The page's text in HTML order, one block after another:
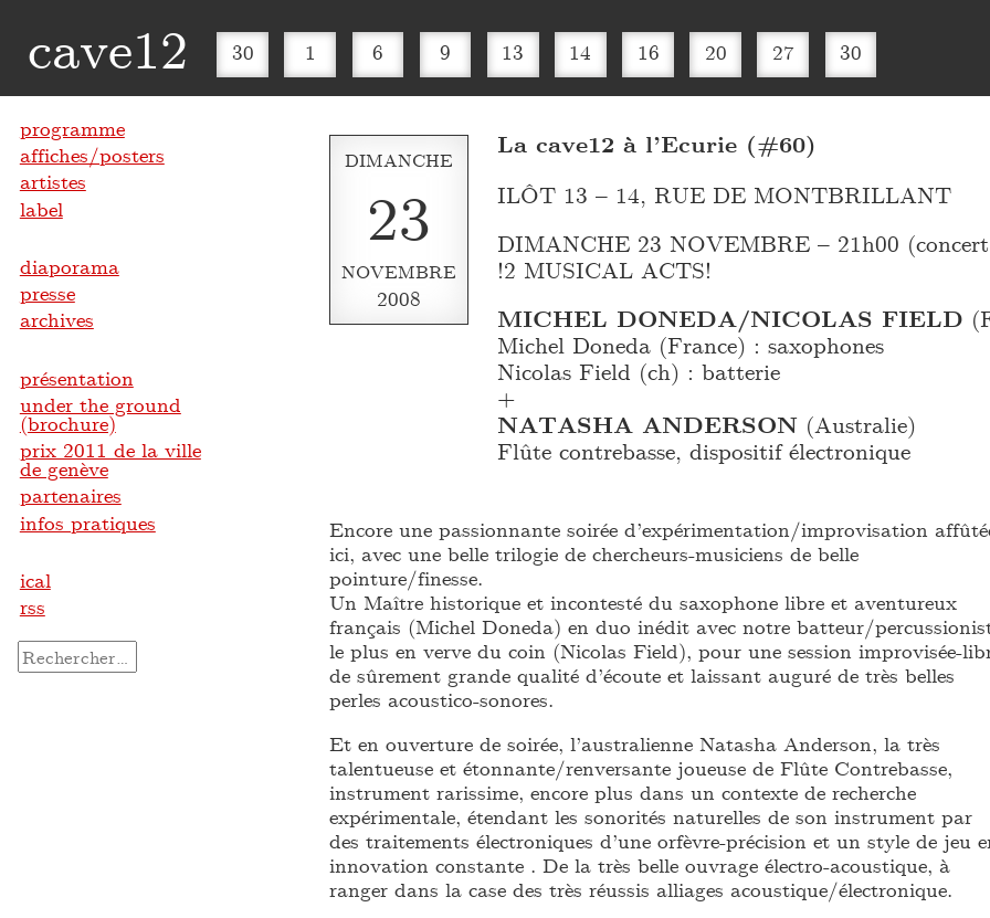
cave12 30 1 6 9 13 14 16 20 27 30
DIMANCHE
23
NOVEMBRE
2008
La cave12 à l’Ecurie (#60)
ILÔT 13 – 14, RUE DE MONTBRILLANT
DIMANCHE 23 NOVEMBRE – 21h00
!2 MUSICAL ACTS!
MICHEL DONEDA/NICOLAS FIELD
Michel Doneda (France) : saxophones
Nicolas Field (ch) : batterie
+
NATASHA ANDERSON (Australie)
Flûte contrebasse, dispositif électronique
Encore une passionnante soirée d’expérimentation/improvisation
ici, avec une belle trilogie de chercheurs-musiciens de belle
pointure/finesse.
Un Maître historique et incontesté du saxophone libre et aventureux
français (Michel Doneda) en duo inédit avec notre batteur/
le plus en verve du coin (Nicolas Field), pour une session improvisée-
de sûrement grande qualité d’écoute et laissant auguré de très belles
perles acoustico-sonores.
Et en ouverture de soirée, l’australienne Natasha Anderson, la très
talentueuse et étonnante/renversante joueuse de Flûte Contrebasse,
instrument rarissime, encore plus dans un contexte de recherche
expérimentale, étendant les sonorités naturelles de son instrument par
des traitements électroniques d’une orfèvre-précision et un style de jeu
innovation constante . De la très belle ouvrage électro-acoustique, à
ranger dans la case des très réussis alliages acoustique/électronique.
programme
affiches/posters
artistes
label
diaporama
presse
archives
présentation
under the ground
(brochure)
prix 2011 de la ville
de genève
partenaires
infos pratiques
ical
rss
Rechercher :